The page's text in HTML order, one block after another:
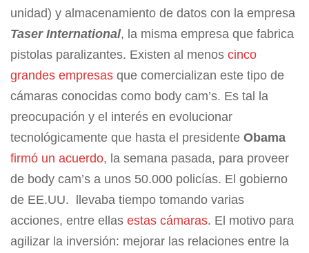
unidad) y almacenamiento de datos con la empresa
Taser International, la misma empresa que fabrica
pistolas paralizantes. Existen al menos cinco
grandes empresas que comercializan este tipo de
cámaras conocidas como body cam’s. Es tal la
preocupación y el interés en evolucionar
tecnológicamente que hasta el presidente Obama
firmó un acuerdo, la semana pasada, para proveer
de body cam’s a unos 50.000 policías. El gobierno
de EE.UU. llevaba tiempo tomando varias
acciones, entre ellas estas cámaras. El motivo para
agilizar la inversión: mejorar las relaciones entre la